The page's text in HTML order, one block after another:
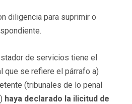
diligencia para suprimir o
de servicios tiene el
que se refiere el párrafo a)
(tribunales de lo penal
haya declarado la ilicitud de